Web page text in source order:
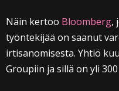
Näin kertoo Bloomberg,
työntekijää on saanut
irtisanomisesta. Yhtiö
Groupiin ja sillä on yli